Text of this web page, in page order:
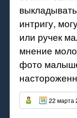
интригу,
или ручек
мнение
фото
22 марта